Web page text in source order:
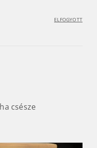
ELFOGYOTT
csésze